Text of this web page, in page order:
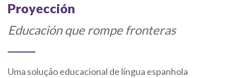
Proyección
Educación que rompe fronteras
Uma solução educacional de língua espanhola